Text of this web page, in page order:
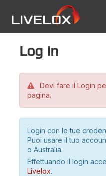
Log in
Devi fare il Login
pagina.
Login con le tue
Puoi usare il tuo
o Australia.
Effettuando il login
Livelox.